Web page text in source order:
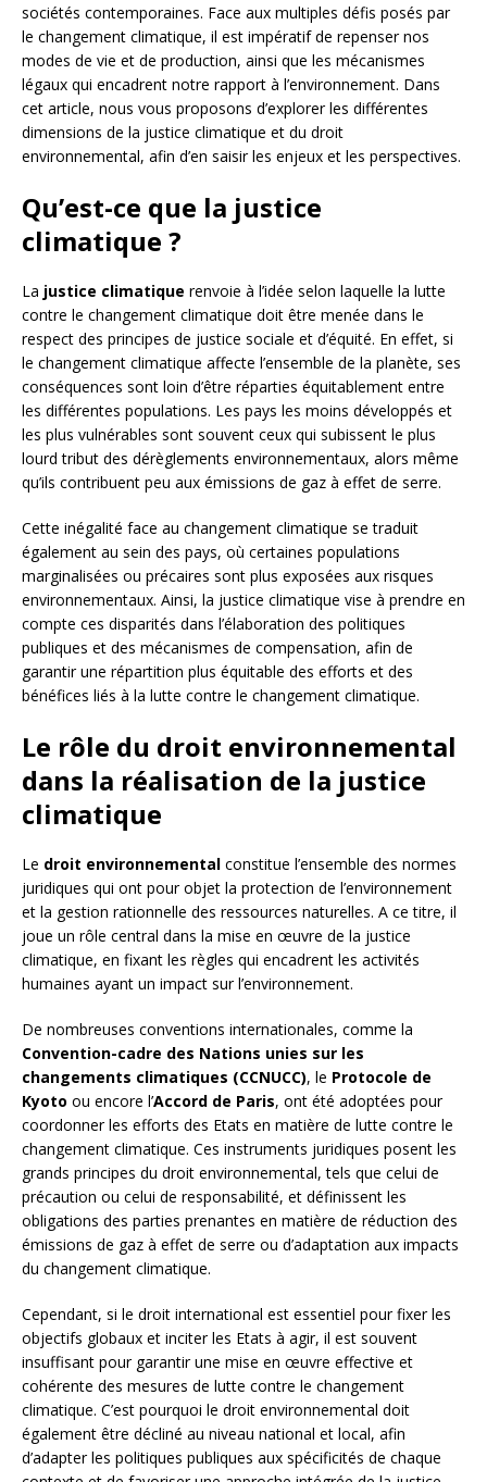
sociétés contemporaines. Face aux multiples défis posés par
le changement climatique, il est impératif de repenser nos
modes de vie et de production, ainsi que les mécanismes
légaux qui encadrent notre rapport à l’environnement. Dans
cet article, nous vous proposons d’explorer les différentes
dimensions de la justice climatique et du droit
environnemental, afin d’en saisir les enjeux et les perspectives.
Qu’est-ce que la justice
climatique ?
La justice climatique renvoie à l’idée selon laquelle la lutte
contre le changement climatique doit être menée dans le
respect des principes de justice sociale et d’équité. En effet, si
le changement climatique affecte l’ensemble de la planète, ses
conséquences sont loin d’être réparties équitablement entre
les différentes populations. Les pays les moins développés et
les plus vulnérables sont souvent ceux qui subissent le plus
lourd tribut des dérèglements environnementaux, alors même
qu’ils contribuent peu aux émissions de gaz à effet de serre.
Cette inégalité face au changement climatique se traduit
également au sein des pays, où certaines populations
marginalisées ou précaires sont plus exposées aux risques
environnementaux. Ainsi, la justice climatique vise à prendre en
compte ces disparités dans l’élaboration des politiques
publiques et des mécanismes de compensation, afin de
garantir une répartition plus équitable des efforts et des
bénéfices liés à la lutte contre le changement climatique.
Le rôle du droit environnemental
dans la réalisation de la justice
climatique
Le droit environnemental constitue l’ensemble des normes
juridiques qui ont pour objet la protection de l’environnement
et la gestion rationnelle des ressources naturelles. A ce titre, il
joue un rôle central dans la mise en œuvre de la justice
climatique, en fixant les règles qui encadrent les activités
humaines ayant un impact sur l’environnement.
De nombreuses conventions internationales, comme la
Convention-cadre des Nations unies sur les
changements climatiques (CCNUCC), le Protocole de
Kyoto ou encore l’Accord de Paris, ont été adoptées pour
coordonner les efforts des Etats en matière de lutte contre le
changement climatique. Ces instruments juridiques posent les
grands principes du droit environnemental, tels que celui de
précaution ou celui de responsabilité, et définissent les
obligations des parties prenantes en matière de réduction des
émissions de gaz à effet de serre ou d’adaptation aux impacts
du changement climatique.
Cependant, si le droit international est essentiel pour fixer les
objectifs globaux et inciter les Etats à agir, il est souvent
insuffisant pour garantir une mise en œuvre effective et
cohérente des mesures de lutte contre le changement
climatique. C’est pourquoi le droit environnemental doit
également être décliné au niveau national et local, afin
d’adapter les politiques publiques aux spécificités de chaque